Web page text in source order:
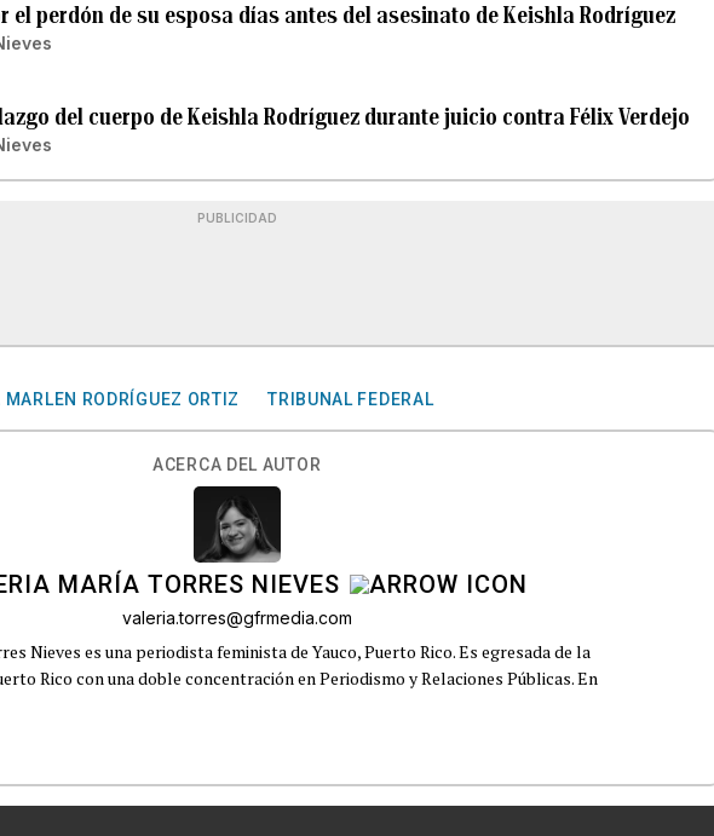
el perdón de su esposa días antes del asesinato de Keishla Rodríguez
del cuerpo de Keishla Rodríguez durante juicio contra Félix Verdejo
PUBLICIDAD
MARLEN RODRÍGUEZ ORTIZ TRIBUNAL FEDERAL
ACERCA DEL AUTOR
MARÍA TORRES NIEVES
valeria.torres@gfrmedia.com
Nieves es una periodista feminista de Yauco, Puerto Rico. Es egresada de la
Rico con una doble concentración en Periodismo y Relaciones Públicas. En